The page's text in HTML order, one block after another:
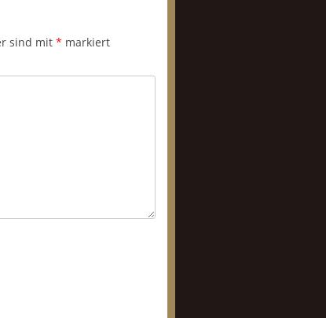
sind mit * markiert